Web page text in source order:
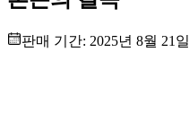
판매 기간: 2025년 8월 21일